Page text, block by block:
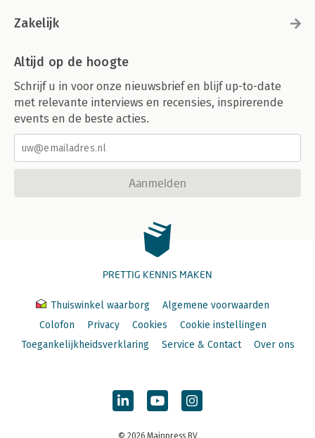
Zakelijk
Altijd op de hoogte
Schrijf u in voor onze nieuwsbrief en blijf up-to-date
met relevante interviews en recensies, inspirerende
events en de beste acties.
Aanmelden
PRETTIG KENNIS MAKEN
Thuiswinkel waarborg
Algemene voorwaarden
Colofon
Privacy Cookies
Cookie instellingen
Toegankelijkheidsverklaring
Service & Contact Over ons
© 2026 Mainpress BV